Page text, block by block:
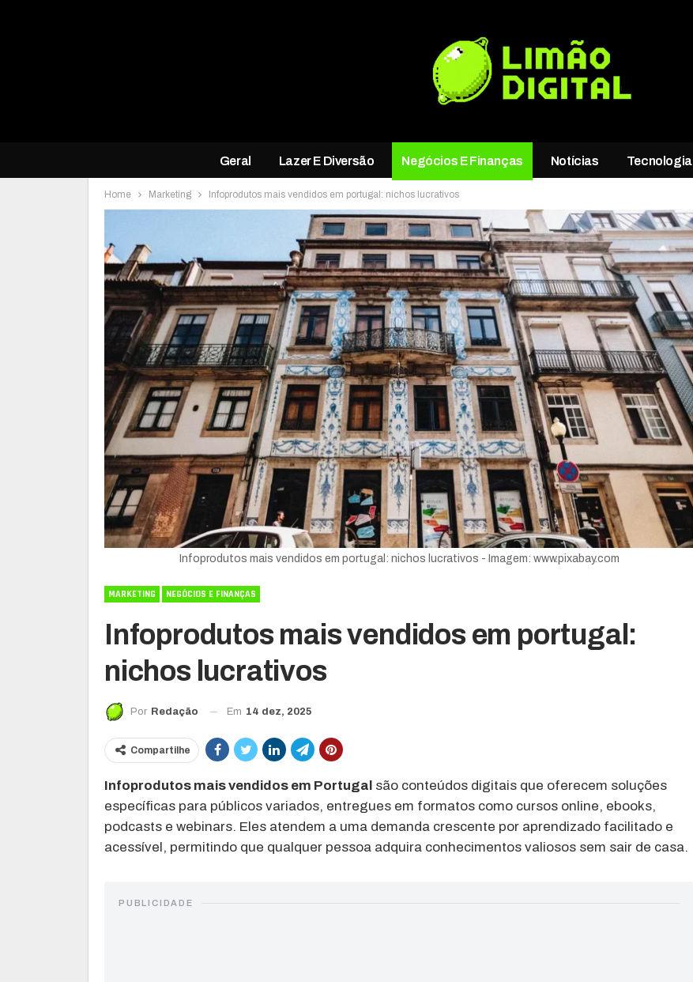
Geral Lazer E Diversão Negócios E Finanças Notícias Tecnologia
Home Marketing Infoprodutos mais vendidos em portugal: nichos lucrativos
Infoprodutos mais vendidos em portugal: nichos lucrativos - Imagem: www.pixabay.com
MARKETING NEGÓCIOS E FINANÇAS
Infoprodutos mais vendidos em portugal:
nichos lucrativos
Por Redação Em 14 dez, 2025
Compartilhe
Infoprodutos mais vendidos em Portugal são conteúdos digitais que oferecem soluções
específicas para públicos variados, entregues em formatos como cursos online, ebooks,
podcasts e webinars. Eles atendem a uma demanda crescente por aprendizado facilitado e
acessível, permitindo que qualquer pessoa adquira conhecimentos valiosos sem sair de casa.
PUBLICIDADE